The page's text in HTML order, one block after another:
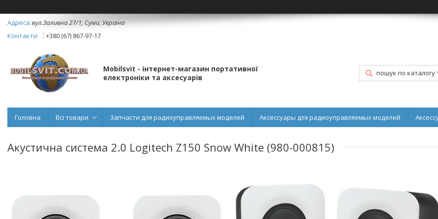
вул.Заливна 27/1, Суми, Україна
+380 (67) 867-97-17
Mobilsvit - інтернет-магазин портативної
електроніки та аксесуарів
Головна Всі товари Запчасти для радиоуправляемых моделей Аксессуары для радиоуправляемых моделей
Акустична система 2.0 Logitech Z150 Snow White (980-000815)